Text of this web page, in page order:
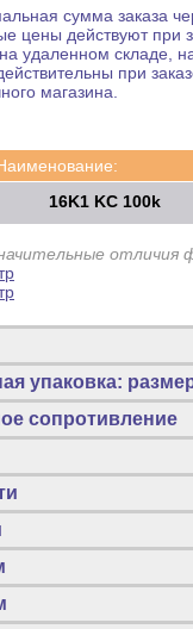
сумма заказа
цены действуют при
удаленном складе,
при
магазина.
16K1 KC 100k
отличия
упаковка:
сопротивление